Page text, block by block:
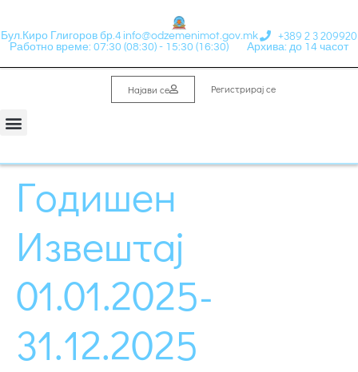
Бул.Киро Глигоров бр.4 info@odzemenimot.gov.mk +389 2 3 209920
Работно време: 07:30 (08:30) - 15:30 (16:30) Архива: до 14 часот
Најави се Регистрирај се
Годишен
Извештај
01.01.2025-
31.12.2025